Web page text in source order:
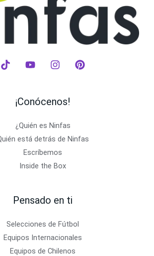
¡Conócenos!
¿Quién es Ninfas
está detrás de Ninfas
Escríbemos
Inside the Box
Pensado en ti
Selecciones de Fútbol
Equipos Internacionales
Equipos de Chilenos